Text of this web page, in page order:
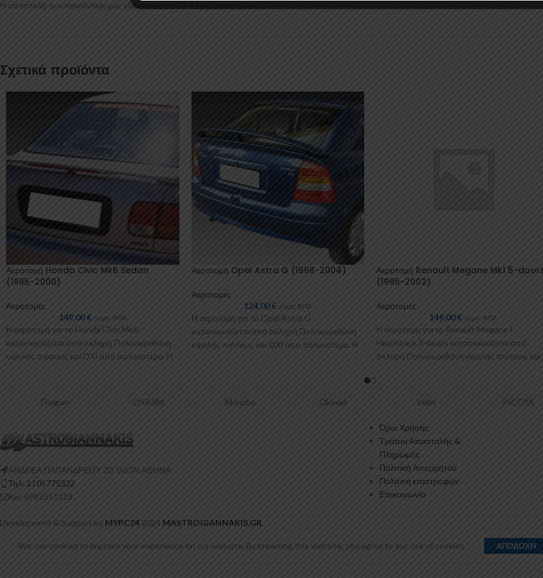
Η αποστολή των προϊόντων μας γίνεται μέσα σε 2-4 εργάσιμες ημέρες.
Σχετικά προϊόντα
Αεροτομή Honda Civic Mk6 Sedan
(1995-2000)
Αεροτομές
149,00€ συμπ. ΦΠΑ
Η αεροτομή για το Honda Civic Mk6
κατασκευάζεται από σκληρή Πολυουρεθάνη
υψηλής πιέσεως και ΟΧΙ από πολυεστέρα. Η
Αεροτομή Opel Astra G (1998-2004)
Αεροτομές
124,00€ συμπ. ΦΠΑ
Η αεροτομή για το Opel Astra G
κατασκευάζεται από σκληρή Πολυουρεθάνη
υψηλής πιέσεως και ΟΧΙ από πολυεστέρα. Η
Αεροτομή Renault Megane Mk1 5-
(1995-2002)
Αεροτομές
149,00€ συμπ. ΦΠΑ
Η αεροτομή για το Renault Megane I
Hatchback 5-doors κατασκευάζεται από
σκληρή Πολυουρεθάνη υψηλής πιέσεως και
Frogum OSRAM Menabo Oklead Velm PICOYA
ΑΝΔΡΕΑ ΠΑΠΑΝΔΡΕΟΥ 20 ‘ΙΛΙΟΝ ΑΘΗΝΑ
Τηλ: 2105775322
Κιν: 6982551118
Όροι Χρήσης
Τρόποι Αποστολής &
Πληρωμής
Πολιτική Απορρήτου
Πολιτική επιστροφών
Επικοινωνία
Development & Support by MYPC24 2024 MASTROGIANNAKIS.GR.
We use cookies to improve your experience on our website. By browsing this website, you agree to our use of cookies. ΑΠΟΔΟΧΉ